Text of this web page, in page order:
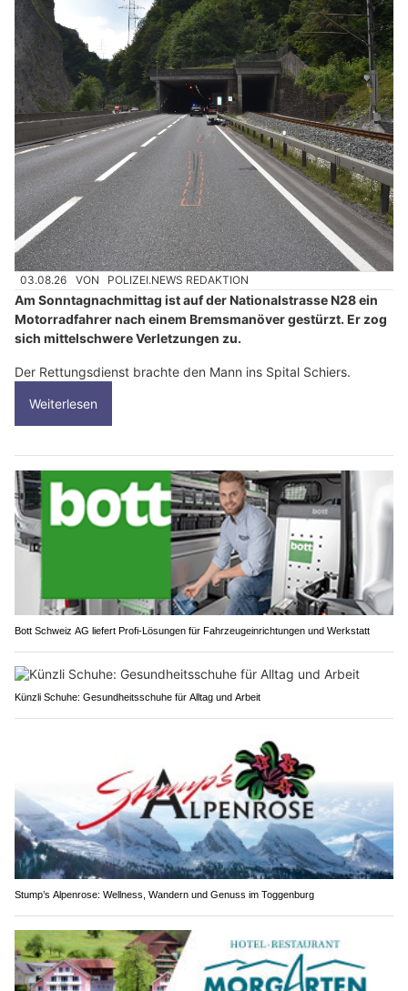
03.08.26 VON POLIZEI.NEWS REDAKTION
Am Sonntagnachmittag ist auf der Nationalstrasse N28 ein
Motorradfahrer nach einem Bremsmanöver gestürzt. Er zog
sich mittelschwere Verletzungen zu.
Der Rettungsdienst brachte den Mann ins Spital Schiers.
Weiterlesen
Bott Schweiz AG liefert Profi-Lösungen für Fahrzeugeinrichtungen und Werkstatt
Künzli Schuhe: Gesundheitsschuhe für Alltag und Arbeit
Stump’s Alpenrose: Wellness, Wandern und Genuss im Toggenburg